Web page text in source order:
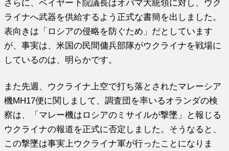
さらに、ベイヤー下院議長はオバマ大統領に対し、ウク
ライナへ武器を供給するよう正式な書簡を出しました。
表向きは「ロシアの侵略を防ぐため」だとしています
が、事実は、米国の民間傭兵部隊がウクライナを戦場に
しているのは、明らかです。
また先週、ウクライナ上空で打ち落とされたマレーシア
機MH17便に関しまして、調査団を率いるオランダの検
察は、「マレー機はロシアのミサイルが撃墜」と報じる
ウクライナの報道を正式に否定しました。そうなると、
この撃墜は事実上ウクライナ軍が行ったことになりま